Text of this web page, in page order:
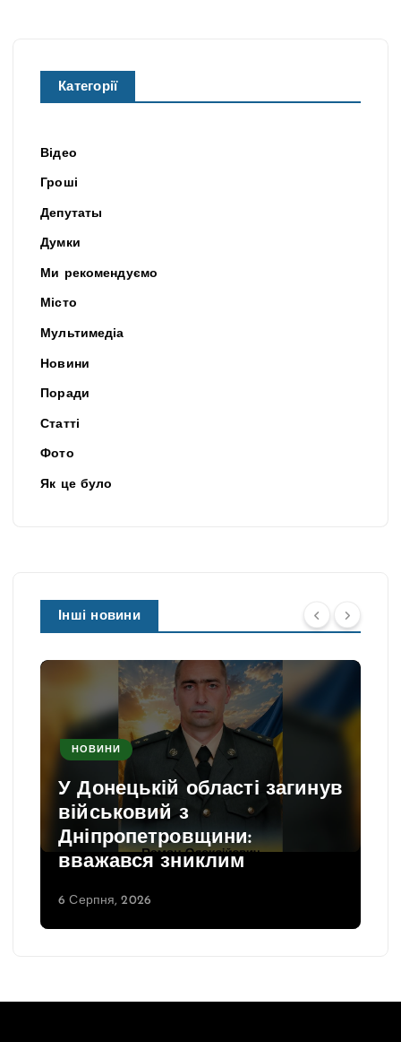
Категорії
Відео
Гроші
Депутаты
Думки
Ми рекомендуємо
Місто
Мультимедіа
Новини
Поради
Статті
Фото
Як це було
Інші новини
НОВИНИ
У Донецькій області загинув
військовий з
Дніпропетровщини:
вважався зниклим
6 Серпня, 2026